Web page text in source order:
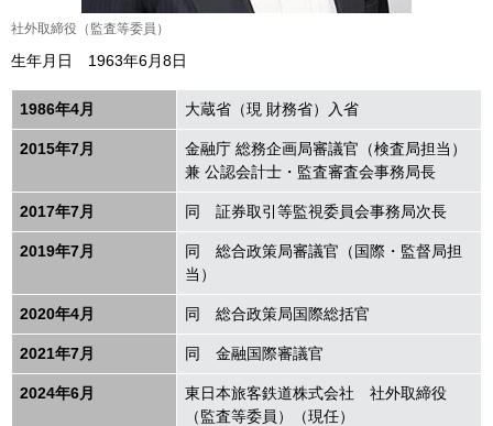
社外取締役（監査等委員）
生年月日 1963年6月8日
1986年4月 大蔵省（現 財務省）入省
2015年7月
金融庁 総務企画局審議官（検査局担当）
兼 公認会計士・監査審査会事務局長
2017年7月 同 証券取引等監視委員会事務局次長
2019年7月
同 総合政策局審議官（国際・監督局担
当）
2020年4月 同 総合政策局国際総括官
2021年7月 同 金融国際審議官
2024年6月
東日本旅客鉄道株式会社 社外取締役
（監査等委員）（現任）